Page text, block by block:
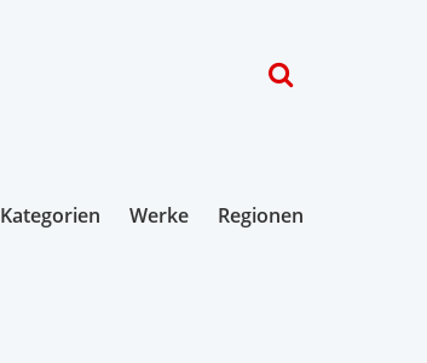
Kategorien Werke Regionen